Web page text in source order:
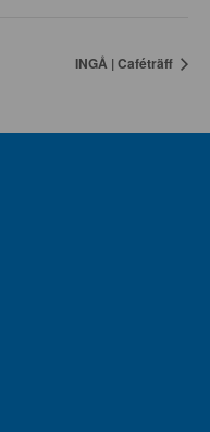
INGÅ | Caféträff